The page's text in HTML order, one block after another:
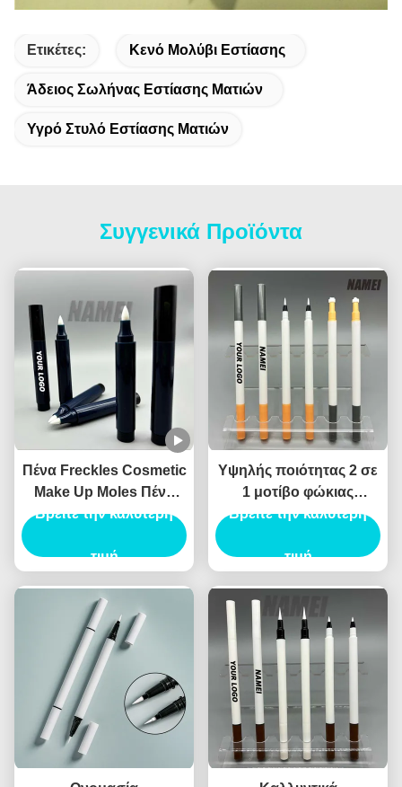
Ετικέτες: Κενό Μολύβι Εστίασης
Άδειος Σωλήνας Εστίασης Ματιών
Υγρό Στυλό Εστίασης Ματιών
Συγγενικά Προϊόντα
Πένα Freckles Cosmetic
Make Up Moles Πένα
Freckles Custom Logo
Περιέκτη Πένας
Βρείτε την καλύτερη
τιμή
Υψηλής ποιότητας 2 σε
1 μοτίβο φώκιας
Eyeliner υγρό Eyeliner
συσκευασία Canthus
Βρείτε την καλύτερη
τιμή